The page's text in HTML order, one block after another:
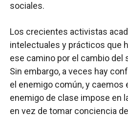
sociales.
Los crecientes activistas
intelectuales y prácticos que
ese camino por el cambio del
Sin embargo, a veces hay
el enemigo común, y caemos
enemigo de clase impose en
en vez de tomar conciencia